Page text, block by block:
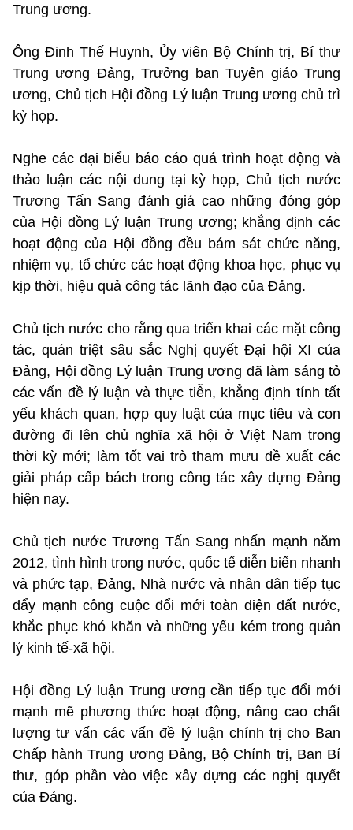
Trung ương.
Ông Đinh Thế Huynh, Ủy viên Bộ Chính trị, Bí thư
Trung ương Đảng, Trưởng ban Tuyên giáo Trung
ương, Chủ tịch Hội đồng Lý luận Trung ương chủ trì
kỳ họp.
Nghe các đại biểu báo cáo quá trình hoạt động và
thảo luận các nội dung tại kỳ họp, Chủ tịch nước
Trương Tấn Sang đánh giá cao những đóng góp
của Hội đồng Lý luận Trung ương; khẳng định các
hoạt động của Hội đồng đều bám sát chức năng,
nhiệm vụ, tổ chức các hoạt động khoa học, phục vụ
kịp thời, hiệu quả công tác lãnh đạo của Đảng.
Chủ tịch nước cho rằng qua triển khai các mặt công
tác, quán triệt sâu sắc Nghị quyết Đại hội XI của
Đảng, Hội đồng Lý luận Trung ương đã làm sáng tỏ
các vấn đề lý luận và thực tiễn, khẳng định tính tất
yếu khách quan, hợp quy luật của mục tiêu và con
đường đi lên chủ nghĩa xã hội ở Việt Nam trong
thời kỳ mới; làm tốt vai trò tham mưu đề xuất các
giải pháp cấp bách trong công tác xây dựng Đảng
hiện nay.
Chủ tịch nước Trương Tấn Sang nhấn mạnh năm
2012, tình hình trong nước, quốc tế diễn biến nhanh
và phức tạp, Đảng, Nhà nước và nhân dân tiếp tục
đẩy mạnh công cuộc đổi mới toàn diện đất nước,
khắc phục khó khăn và những yếu kém trong quản
lý kinh tế-xã hội.
Hội đồng Lý luận Trung ương cần tiếp tục đổi mới
mạnh mẽ phương thức hoạt động, nâng cao chất
lượng tư vấn các vấn đề lý luận chính trị cho Ban
Chấp hành Trung ương Đảng, Bộ Chính trị, Ban Bí
thư, góp phần vào việc xây dựng các nghị quyết
của Đảng.